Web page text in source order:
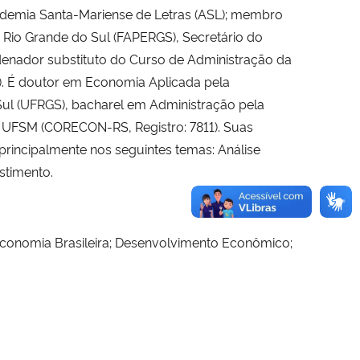
Santa-Mariense de Letras (ASL); membro
Grande do Sul (FAPERGS), Secretário do
substituto do Curso de Administração da
É doutor em Economia Aplicada pela
(UFRGS), bacharel em Administração pela
(CORECON-RS, Registro: 7811). Suas
nos seguintes temas: Análise
Brasileira; Desenvolvimento Econômico;